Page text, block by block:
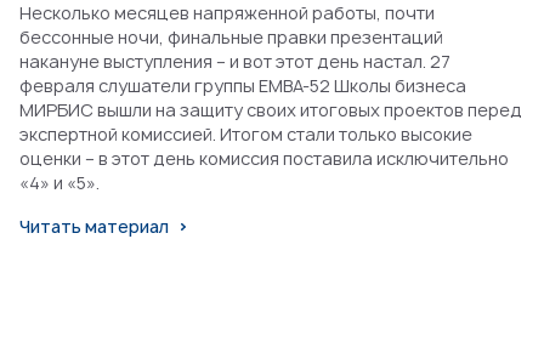
Несколько месяцев напряженной работы, почти
бессонные ночи, финальные правки презентаций
накануне выступления – и вот этот день настал. 27
февраля слушатели группы EMBA-52 Школы бизнеса
МИРБИС вышли на защиту своих итоговых проектов перед
экспертной комиссией. Итогом стали только высокие
оценки – в этот день комиссия поставила исключительно
«4» и «5».
Читать материал